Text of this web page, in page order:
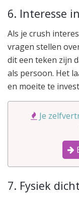
6. Interesse
Als je crush
vragen stellen
dit een teken zijn
als persoon. Het
en moeite te
Je
7. Fysiek